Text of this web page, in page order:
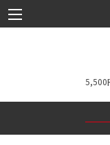
5,500